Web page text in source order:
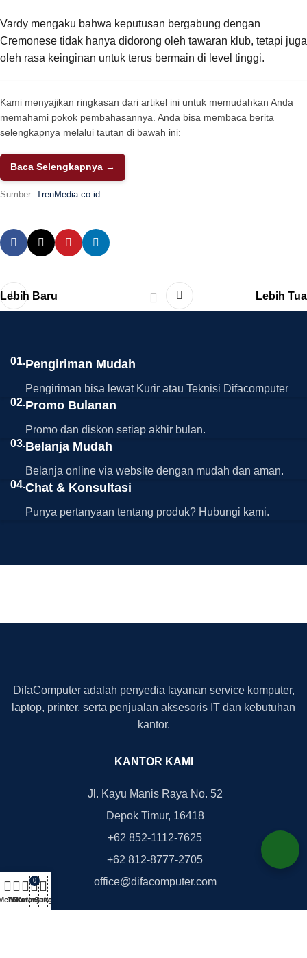
Vardy mengaku bahwa keputusan bergabung dengan
Cremonese tidak hanya didorong oleh tawaran klub, tetapi juga
oleh rasa keinginan untuk terus bermain di level tinggi.
Kami menyajikan ringkasan dari artikel ini untuk memudahkan Anda
memahami pokok pembahasannya. Anda bisa membaca berita
selengkapnya melalui tautan di bawah ini:
Baca Selengkapnya →
Sumber: TrenMedia.co.id
Lebih Baru Lebih Tua
01.Pengiriman Mudah
Pengiriman bisa lewat Kurir atau Teknisi Difacomputer
02.Promo Bulanan
Promo dan diskon setiap akhir bulan.
03.Belanja Mudah
Belanja online via website dengan mudah dan aman.
04.Chat & Konsultasi
Punya pertanyaan tentang produk? Hubungi kami.
DifaComputer adalah penyedia layanan service komputer,
laptop, printer, serta penjualan aksesoris IT dan kebutuhan
kantor.
KANTOR KAMI
Jl. Kayu Manis Raya No. 52
Depok Timur, 16418
+62 852-1112-7625
+62 812-8777-2705
office@difacomputer.com
Toko
Review
0
Keranjang
Suka